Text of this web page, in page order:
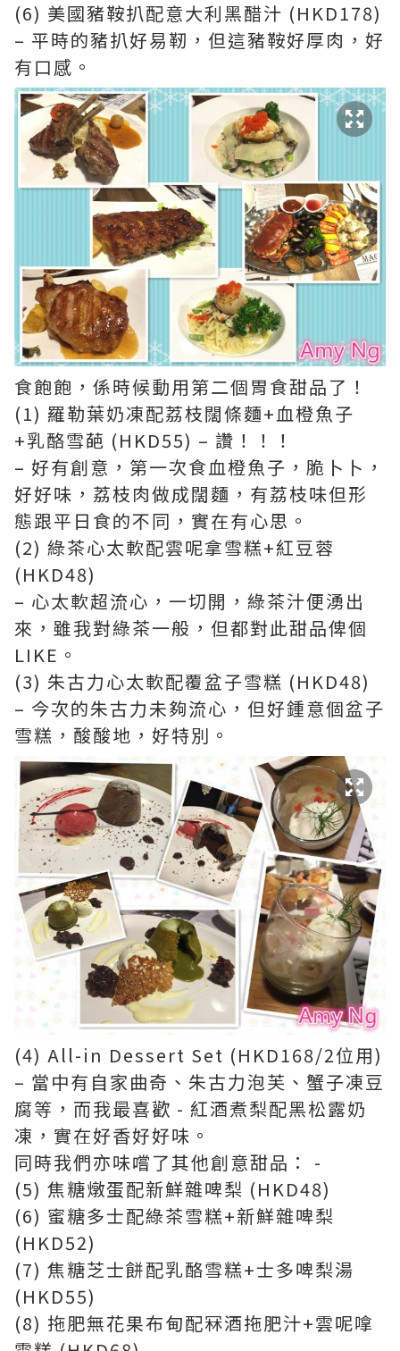
(6) 美國豬鞍扒配意大利黑醋汁 (HKD178)
– 平時的豬扒好易靭，但這豬鞍好厚肉，好
有口感。
食飽飽，係時候動用第二個胃食甜品了！
(1) 羅勒葉奶凍配荔枝闊條麵+血橙魚子
+乳酪雪葩 (HKD55) – 讚！！！
– 好有創意，第一次食血橙魚子，脆卜卜，
好好味，荔枝肉做成闊麵，有荔枝味但形
態跟平日食的不同，實在有心思。
(2) 綠茶心太軟配雲呢拿雪糕+紅豆蓉
(HKD48)
– 心太軟超流心，一切開，綠茶汁便湧出
來，雖我對綠茶一般，但都對此甜品俾個
LIKE。
(3) 朱古力心太軟配覆盆子雪糕 (HKD48)
– 今次的朱古力未夠流心，但好鍾意個盆子
雪糕，酸酸地，好特別。
(4) All-in Dessert Set (HKD168/2位用)
– 當中有自家曲奇、朱古力泡芙、蟹子凍豆
腐等，而我最喜歡 - 紅酒煮梨配黑松露奶
凍，實在好香好好味。
同時我們亦味嚐了其他創意甜品： -
(5) 焦糖燉蛋配新鮮雜啤梨 (HKD48)
(6) 蜜糖多士配綠茶雪糕+新鮮雜啤梨
(HKD52)
(7) 焦糖芝士餅配乳酪雪糕+士多啤梨湯
(HKD55)
(8) 拖肥無花果布甸配冧酒拖肥汁+雲呢嗱